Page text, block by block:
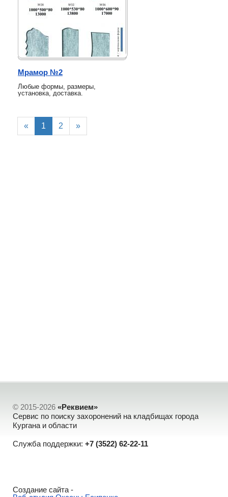
Мрамор №2
Любые формы, размеры,
установка, доставка.
« 1 2 »
© 2015-2026 «Реквием»
Сервис по поиску захоронений на кладбищах города
Кургана и области
Служба поддержки: +7 (3522) 62-22-11
Создание сайта -